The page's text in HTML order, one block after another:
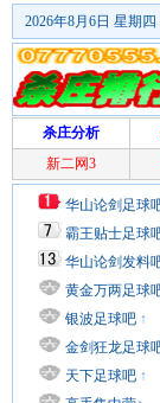
2026年8月6日 星期
杀庄分析
新二网3
华山论剑足球
霸王贴士足球
华山论剑发料
黄金万两足球
银波足球吧 ↑
金剑狂龙足球
天下足球吧 ↑